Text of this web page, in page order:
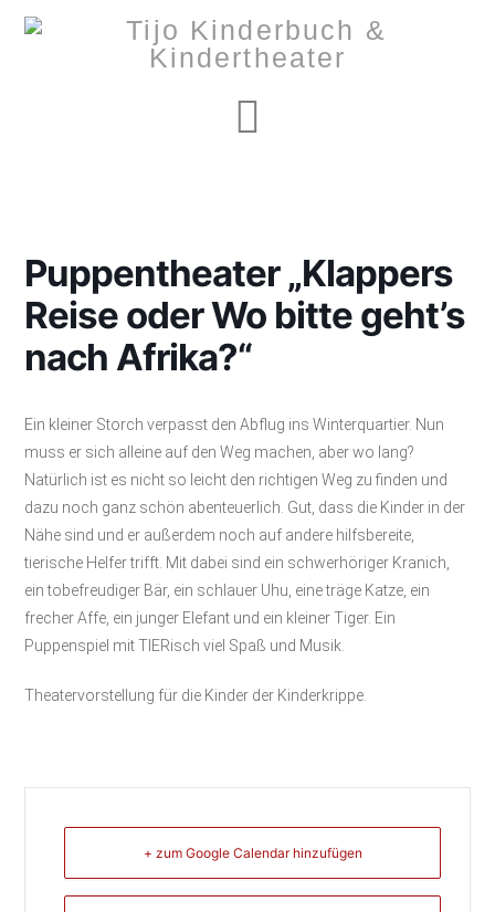
Puppentheater „Klappers
Reise oder Wo bitte geht’s
nach Afrika?“
Ein kleiner Storch verpasst den Abflug ins Winterquartier. Nun
muss er sich alleine auf den Weg machen, aber wo lang?
Natürlich ist es nicht so leicht den richtigen Weg zu finden und
dazu noch ganz schön abenteuerlich. Gut, dass die Kinder in der
Nähe sind und er außerdem noch auf andere hilfsbereite,
tierische Helfer trifft. Mit dabei sind ein schwerhöriger Kranich,
ein tobefreudiger Bär, ein schlauer Uhu, eine träge Katze, ein
frecher Affe, ein junger Elefant und ein kleiner Tiger. Ein
Puppenspiel mit TIERisch viel Spaß und Musik.
Theatervorstellung für die Kinder der Kinderkrippe.
+ zum Google Calendar hinzufügen